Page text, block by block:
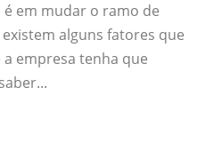
em mudar o ramo de
alguns fatores que
empresa tenha que